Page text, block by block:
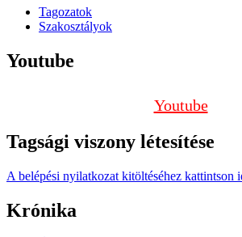
Tagozatok
Szakosztályok
Youtube
Youtube
Tagsági viszony létesítése
A belépési nyilatkozat kitöltéséhez kattintson
Krónika